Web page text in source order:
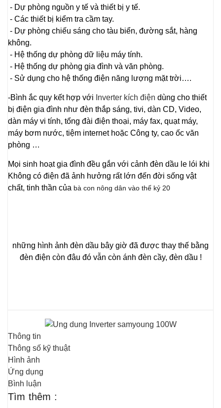
- Dự phòng nguồn y tế và thiết bị y tế.
- Các thiết bị kiểm tra cầm tay.
- Dự phòng chiếu sáng cho tàu biển, đường sắt, hàng
không.
- Hệ thống dự phòng dữ liệu máy tính.
- Hệ thống dự phòng gia đình và văn phòng.
- Sử dụng cho hệ thống điện năng lượng mặt trời….
-Bình ắc quy kết hợp với Inverter kích điện dùng cho thiết
bị điện gia đình như đèn thắp sáng, tivi, dàn CD, Video,
dàn máy vi tính, tổng đài điện thoại, máy fax, quạt máy,
máy bơm nước, tiệm internet hoặc Công ty, cao ốc văn
phòng …
Mọi sinh hoạt gia đình đều gắn với cảnh đèn dầu le lói khi
Không có điện đã ảnh hưởng rất lớn đến đời sống vật
chất, tinh thần của bà con nông dân vào thế kỷ 20
những hình ảnh đèn dầu bây giờ đã được thay thế bằng
đèn điện còn đâu đó vẫn còn ánh đèn cầy, đèn dầu !
Thông tin
Thông số kỹ thuật
Hình ảnh
Ứng dụng
Bình luận
Tìm thêm :